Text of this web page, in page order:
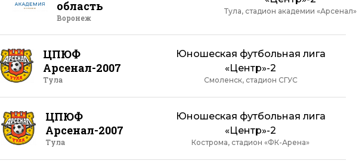
область
Воронеж
Тула, стадион академии «Арсенал»
ЦПЮФ
Арсенал-2007
Тула
Юношеская футбольная лига
«Центр»-2
Смоленск, стадион СГУС
ЦПЮФ
Арсенал-2007
Тула
Юношеская футбольная лига
«Центр»-2
Кострома, стадион «ФК-Арена»